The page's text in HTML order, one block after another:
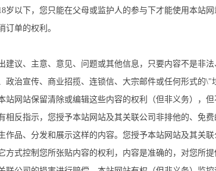
岁以下，您只能在父母或监护人的参与下才能使用本站
单的权利。
建议、主意、意见、问题或其他信息，只要内容不是非
政治宣传、商业招揽、连锁信、大宗邮件或任何形式的
网站保留清除或编辑这些内容的权利（但非义务），但
相反指示，您授予本站网站及其关联公司非排他的、免
作品、分发和展示这样的内容。您授予本站网站及其关
方式控制您所张贴内容的权利，内容是准确的，对您所